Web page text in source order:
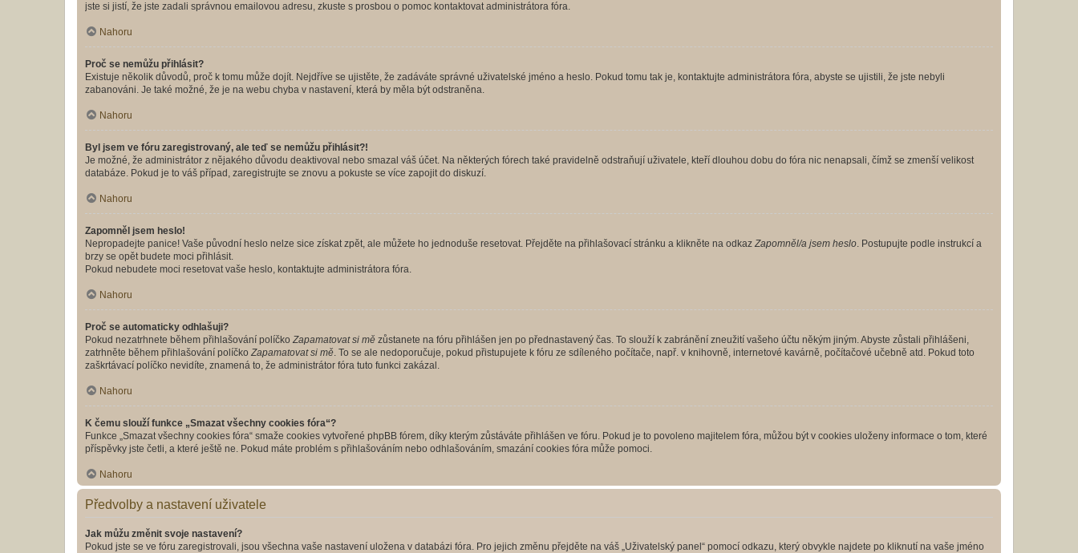
jste si jistí, že jste zadali správnou emailovou adresu, zkuste s prosbou o pomoc kontaktovat administrátora fóra.
Nahoru
Proč se nemůžu přihlásit?
Existuje několik důvodů, proč k tomu může dojít. Nejdříve se ujistěte, že zadáváte správné uživatelské jméno a heslo. Pokud tomu tak je, kontaktujte administrátora fóra, abyste se ujistili, že jste nebyli
zabanováni. Je také možné, že je na webu chyba v nastavení, která by měla být odstraněna.
Nahoru
Byl jsem ve fóru zaregistrovaný, ale teď se nemůžu přihlásit?!
Je možné, že administrátor z nějakého důvodu deaktivoval nebo smazal váš účet. Na některých fórech také pravidelně odstraňují uživatele, kteří dlouhou dobu do fóra nic nenapsali, čímž se zmenší velikost
databáze. Pokud je to váš případ, zaregistrujte se znovu a pokuste se více zapojit do diskuzí.
Nahoru
Zapomněl jsem heslo!
Nepropadejte panice! Vaše původní heslo nelze sice získat zpět, ale můžete ho jednoduše resetovat. Přejděte na přihlašovací stránku a klikněte na odkaz Zapomněl/a jsem heslo. Postupujte podle instrukcí a
brzy se opět budete moci přihlásit.
Pokud nebudete moci resetovat vaše heslo, kontaktujte administrátora fóra.
Nahoru
Proč se automaticky odhlašuji?
Pokud nezatrhnete během přihlašování políčko Zapamatovat si mě zůstanete na fóru přihlášen jen po přednastavený čas. To slouží k zabránění zneužití vašeho účtu někým jiným. Abyste zůstali přihlášeni,
zatrhněte během přihlašování políčko Zapamatovat si mě. To se ale nedoporučuje, pokud přistupujete k fóru ze sdíleného počítače, např. v knihovně, internetové kavárně, počítačové učebně atd. Pokud toto
zaškrtávací políčko nevidíte, znamená to, že administrátor fóra tuto funkci zakázal.
Nahoru
K čemu slouží funkce „Smazat všechny cookies fóra“?
Funkce „Smazat všechny cookies fóra“ smaže cookies vytvořené phpBB fórem, díky kterým zůstáváte přihlášen ve fóru. Pokud je to povoleno majitelem fóra, můžou být v cookies uloženy informace o tom, které
příspěvky jste četli, a které ještě ne. Pokud máte problém s přihlašováním nebo odhlašováním, smazání cookies fóra může pomoci.
Nahoru
Předvolby a nastavení uživatele
Jak můžu změnit svoje nastavení?
Pokud jste se ve fóru zaregistrovali, jsou všechna vaše nastavení uložena v databázi fóra. Pro jejich změnu přejděte na váš „Uživatelský panel“ pomocí odkazu, který obvykle najdete po kliknutí na vaše jméno